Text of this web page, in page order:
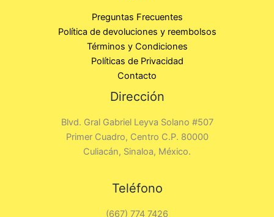
Preguntas Frecuentes
Política de devoluciones y reembolsos
Términos y Condiciones
Políticas de Privacidad
Contacto
Dirección
Blvd. Gral Gabriel Leyva Solano #507
Primer Cuadro, Centro C.P. 80000
Culiacán, Sinaloa, México.
Teléfono
(667) 774 7426